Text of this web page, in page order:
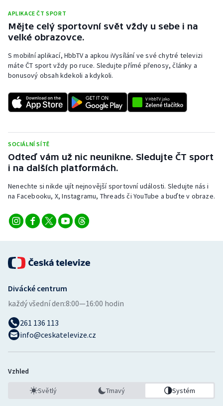
Plavání
Ragby
Rychlobruslení
Short track
Sportovní střelba
Stolní tenis
Triatlon
Vodní slalom
Volejbal
Ostatní
APLIKACE ČT SPORT
Mějte celý sportovní svět vždy u sebe i na
velké obrazovce.
S mobilní aplikací, HbbTV a apkou iVysílání ve své chytré televizi
máte ČT sport vždy po ruce. Sledujte přímé přenosy, články a
bonusový obsah kdekoli a kdykoli.
SOCIÁLNÍ SÍTĚ
Odteď vám už nic neunikne. Sledujte ČT sport
i na dalších platformách.
Nenechte si nikde ujít nejnovější sportovní události. Sledujte nás i
na Facebooku, X, Instagramu, Threads či YouTube a buďte v obraze.
Divácké centrum
každý všední den:8:00—16:00 hodin
261 136 113
info@ceskatelevize.cz
Vzhled
Světlý Tmavý Systém